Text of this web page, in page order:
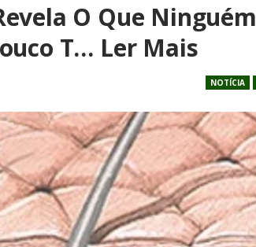
O Que Ninguém
T… Ler Mais
NOTÍCIA